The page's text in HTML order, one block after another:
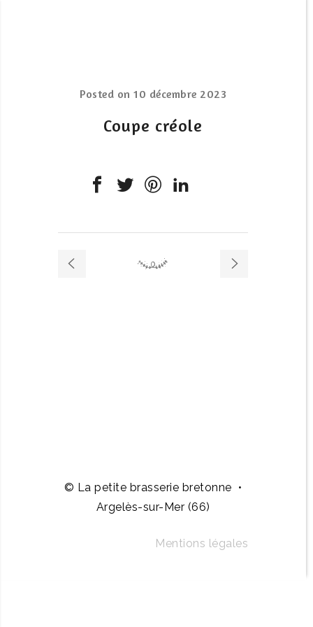
Posted on 10 décembre 2023
Coupe créole
© La petite brasserie bretonne •
Argelès-sur-Mer (66)
Mentions légales